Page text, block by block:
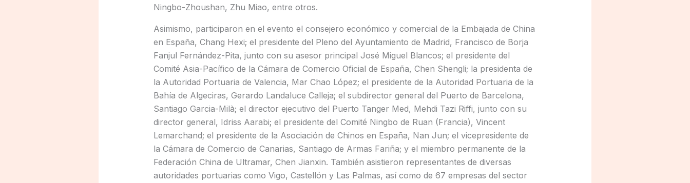
Ningbo-Zhoushan, Zhu Miao, entre otros.
Asimismo, participaron en el evento el consejero económico y comercial de la Embajada de China
en España, Chang Hexi; el presidente del Pleno del Ayuntamiento de Madrid, Francisco de Borja
Fanjul Fernández-Pita, junto con su asesor principal José Miguel Blancos; el presidente del
Comité Asia-Pacífico de la Cámara de Comercio Oficial de España, Chen Shengli; la presidenta de
la Autoridad Portuaria de Valencia, Mar Chao López; el presidente de la Autoridad Portuaria de la
Bahía de Algeciras, Gerardo Landaluce Calleja; el subdirector general del Puerto de Barcelona,
Santiago Garcia-Milà; el director ejecutivo del Puerto Tanger Med, Mehdi Tazi Riffi, junto con su
director general, Idriss Aarabi; el presidente del Comité Ningbo de Ruan (Francia), Vincent
Lemarchand; el presidente de la Asociación de Chinos en España, Nan Jun; el vicepresidente de
la Cámara de Comercio de Canarias, Santiago de Armas Fariña; y el miembro permanente de la
Federación China de Ultramar, Chen Jianxin. También asistieron representantes de diversas
autoridades portuarias como Vigo, Castellón y Las Palmas, así como de 67 empresas del sector